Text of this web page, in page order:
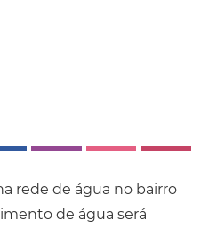
rede de água no bairro
de água será